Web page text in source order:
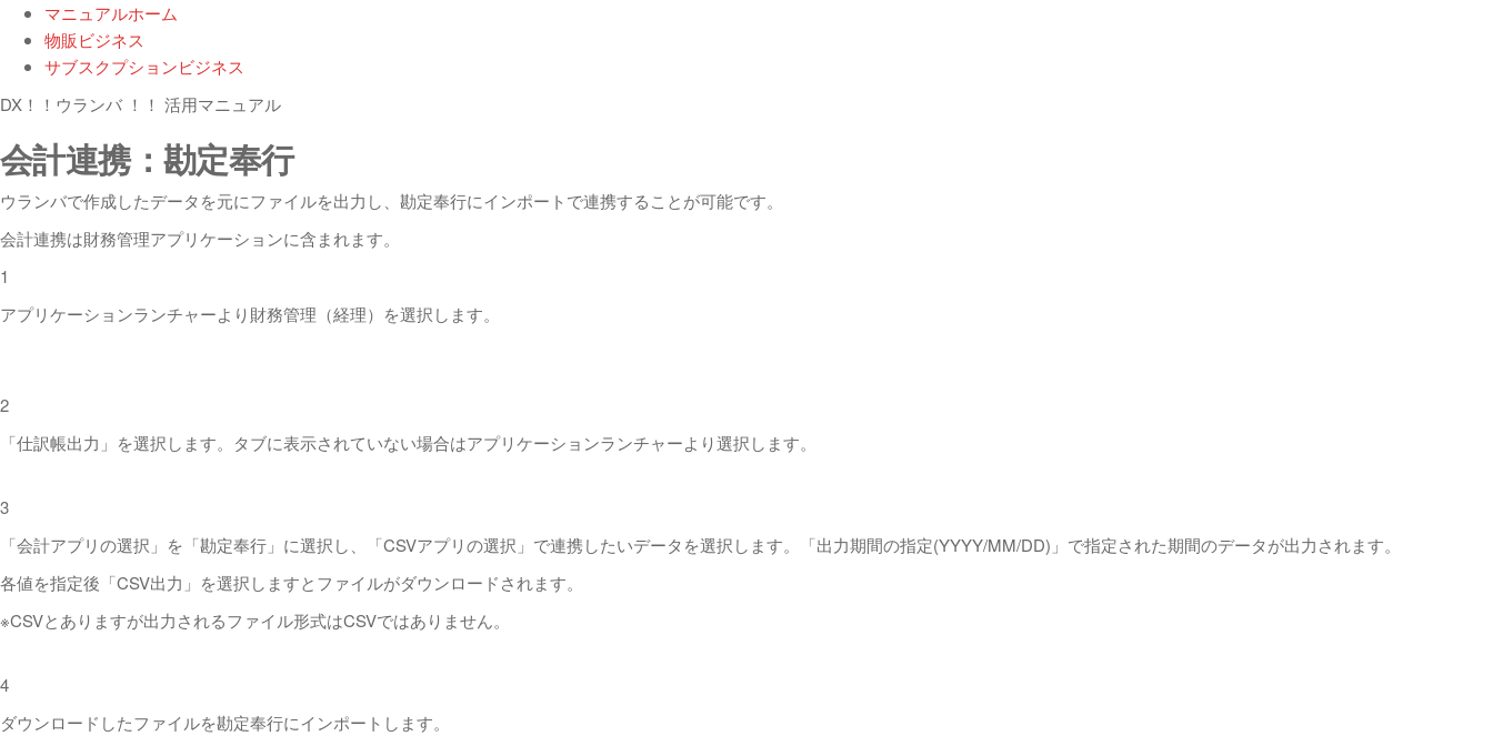
マニュアルホーム
物販ビジネス
サブスクプションビジネス
DX！！ウランバ ！！ 活用マニュアル
会計連携：勘定奉行
ウランバで作成したデータを元にファイルを出力し、勘定奉行にインポートで連携することが可能です。
会計連携は財務管理アプリケーションに含まれます。
1
アプリケーションランチャーより財務管理（経理）を選択します。
2
「仕訳帳出力」を選択します。タブに表示されていない場合はアプリケーションランチャーより選択します。
3
「会計アプリの選択」を「勘定奉行」に選択し、「CSVアプリの選択」で連携したいデータを選択します。「出力期間の指定(YYYY/MM/DD)」で指定された期間のデータが出力されます。
各値を指定後「CSV出力」を選択しますとファイルがダウンロードされます。
※CSVとありますが出力されるファイル形式はCSVではありません。
4
ダウンロードしたファイルを勘定奉行にインポートします。